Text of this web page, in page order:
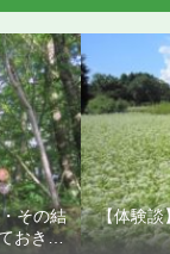
その結
おきた
【体験談